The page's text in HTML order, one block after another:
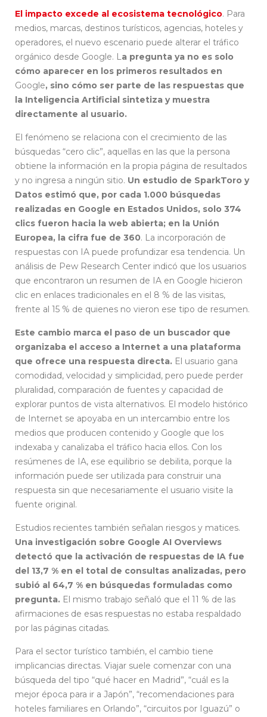
El impacto excede al ecosistema tecnológico. Para
medios, marcas, destinos turísticos, agencias, hoteles y
operadores, el nuevo escenario puede alterar el tráfico
orgánico desde Google. La pregunta ya no es solo
cómo aparecer en los primeros resultados en
Google, sino cómo ser parte de las respuestas que
la Inteligencia Artificial sintetiza y muestra
directamente al usuario.
El fenómeno se relaciona con el crecimiento de las
búsquedas “cero clic”, aquellas en las que la persona
obtiene la información en la propia página de resultados
y no ingresa a ningún sitio. Un estudio de SparkToro y
Datos estimó que, por cada 1.000 búsquedas
realizadas en Google en Estados Unidos, solo 374
clics fueron hacia la web abierta; en la Unión
Europea, la cifra fue de 360. La incorporación de
respuestas con IA puede profundizar esa tendencia. Un
análisis de Pew Research Center indicó que los usuarios
que encontraron un resumen de IA en Google hicieron
clic en enlaces tradicionales en el 8 % de las visitas,
frente al 15 % de quienes no vieron ese tipo de resumen.
Este cambio marca el paso de un buscador que
organizaba el acceso a Internet a una plataforma
que ofrece una respuesta directa. El usuario gana
comodidad, velocidad y simplicidad, pero puede perder
pluralidad, comparación de fuentes y capacidad de
explorar puntos de vista alternativos. El modelo histórico
de Internet se apoyaba en un intercambio entre los
medios que producen contenido y Google que los
indexaba y canalizaba el tráfico hacia ellos. Con los
resúmenes de IA, ese equilibrio se debilita, porque la
información puede ser utilizada para construir una
respuesta sin que necesariamente el usuario visite la
fuente original.
Estudios recientes también señalan riesgos y matices.
Una investigación sobre Google AI Overviews
detectó que la activación de respuestas de IA fue
del 13,7 % en el total de consultas analizadas, pero
subió al 64,7 % en búsquedas formuladas como
pregunta. El mismo trabajo señaló que el 11 % de las
afirmaciones de esas respuestas no estaba respaldado
por las páginas citadas.
Para el sector turístico también, el cambio tiene
implicancias directas. Viajar suele comenzar con una
búsqueda del tipo “qué hacer en Madrid”, “cuál es la
mejor época para ir a Japón”, “recomendaciones para
hoteles familiares en Orlando”, “circuitos por Iguazú” o